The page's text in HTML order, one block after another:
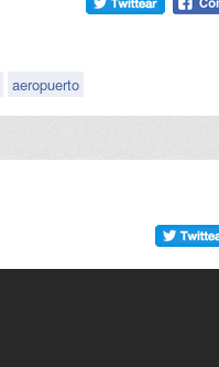
aeropuerto